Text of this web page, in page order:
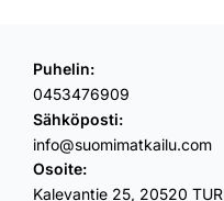
Puhelin:
0453476909
Sähköposti:
info@suomimatkailu.com
Osoite:
Kalevantie 25, 20520